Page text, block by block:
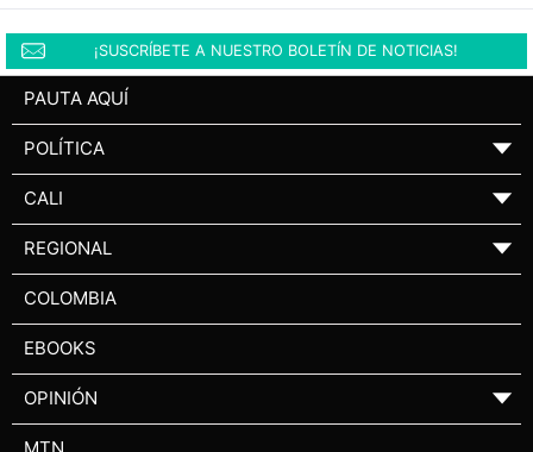
¡SUSCRÍBETE A NUESTRO BOLETÍN DE NOTICIAS!
PAUTA AQUÍ
POLÍTICA ▼
CALI ▼
REGIONAL ▼
COLOMBIA
EBOOKS
OPINIÓN ▼
MTN